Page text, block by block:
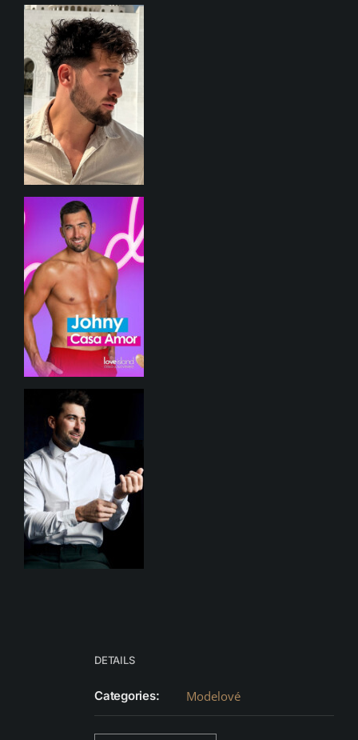
DETAILS
Categories: Modelové